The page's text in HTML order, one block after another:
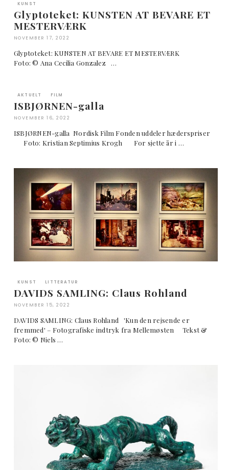
KUNST
Glyptoteket: KUNSTEN AT BEVARE ET
MESTERVÆRK
NOVEMBER 17, 2022
Glyptoteket: KUNSTEN AT BEVARE ET MESTERVÆRK
Foto: © Ana Cecilia Gonzalez …
AKTUELT FILM
ISBJØRNEN-galla
NOVEMBER 16, 2022
ISBJØRNEN-galla Nordisk Film Fonden uddeler hæderspriser
Foto: Kristian Septimius Krogh For sjette år i …
KUNST LITTERATUR
DAVIDS SAMLING: Claus Rohland
NOVEMBER 15, 2022
DAVIDS SAMLING: Claus Rohland 'Kun den rejsende er
fremmed' – Fotografiske indtryk fra Mellemøsten Tekst &
Foto: © Niels …